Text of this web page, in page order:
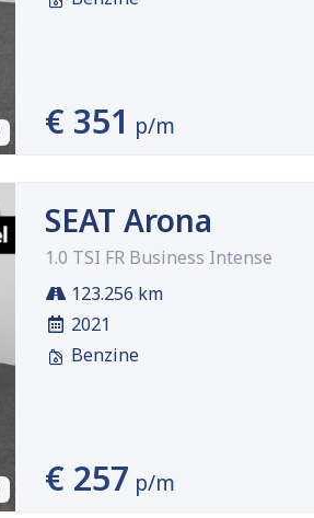
€ 351 p/m
SEAT Arona
1.0 TSI FR Business Intense
123.256 km
2021
Benzine
€ 257 p/m